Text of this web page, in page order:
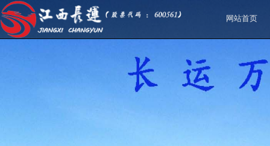
网站首页